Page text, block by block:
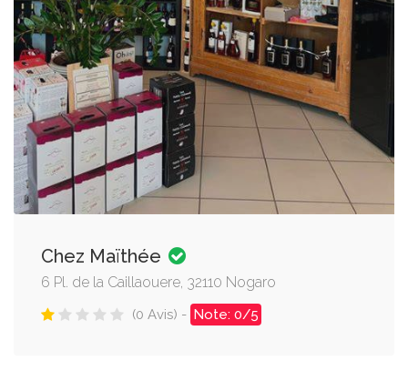
Chez Maïthée
6 Pl. de la Caillaouere, 32110 Nogaro
(0 Avis) - Note: 0/5